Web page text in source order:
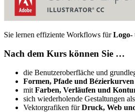
Sie lernen effiziente Workflows fürLogo-
Nach dem Kurs können Sie …
die Benutzeroberfläche und
Formen, Pfade und Bézierkurven
mit Farben, Verläufen und
sich wiederholende Gestaltungen als
Vektorgrafiken fürDruck, Web